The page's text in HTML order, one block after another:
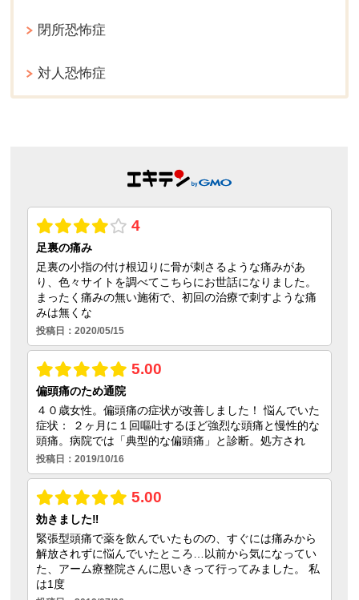
閉所恐怖症
対人恐怖症